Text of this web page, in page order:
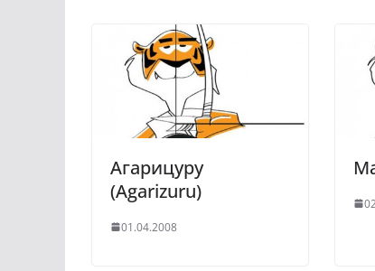
Агарицуру
(Agarizuru)
01.04.2008